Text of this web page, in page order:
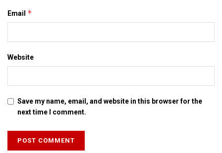
Email *
Website
Save my name, email, and website in this browser for the
next time I comment.